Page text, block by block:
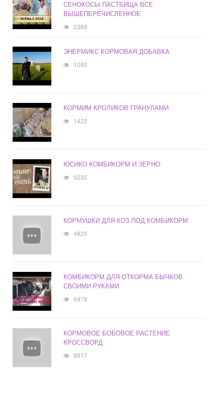
СЕНОКОСЫ ПАСТБИЩА ВСЕ
ВЫШЕПЕРЕЧИСЛЕННОЕ
2389
ЭНЕРМИКС КОРМОВАЯ ДОБАВКА
1090
КОРМИМ КРОЛИКОВ ГРАНУЛАМИ
1422
ЮСИКО КОМБИКОРМ И ЗЕРНО
9235
КОРМУШКИ ДЛЯ КОЗ ПОД КОМБИКОРМ
4829
КОМБИКОРМ ДЛЯ ОТКОРМА БЫЧКОВ
СВОИМИ РУКАМИ
6979
КОРМОВОЕ БОБОВОЕ РАСТЕНИЕ
КРОССВОРД
8817